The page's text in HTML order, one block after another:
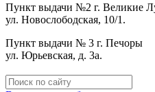
Пункт выдачи №2 г. Великие
ул. Новослободская, 10/1.
Пункт выдачи № 3 г. Печоры
ул. Юрьевская, д. 3а.